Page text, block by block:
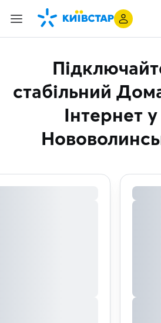
стабільний
Інтернет у